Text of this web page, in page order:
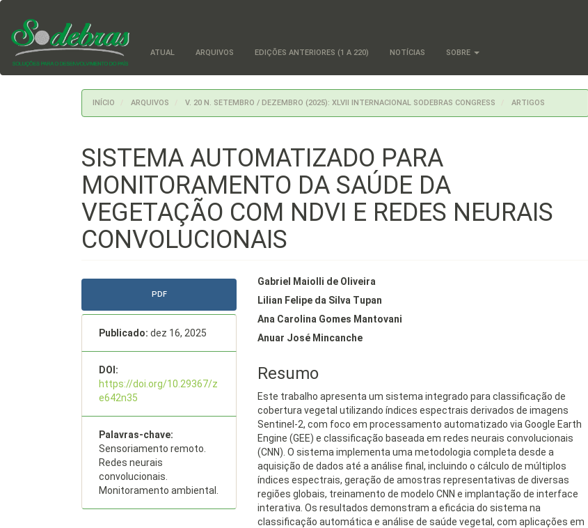
Principal
Conteúdo
principal
Barra
Lateral
ATUAL ARQUIVOS EDIÇÕES ANTERIORES (1 A 220) NOTÍCIAS SOBRE
INÍCIO ARQUIVOS V. 20 N. SETEMBRO / DEZEMBRO (2025): XLVII INTERNACIONAL SODEBRAS CONGRESS ARTIGOS
SISTEMA AUTOMATIZADO PARA
MONITORAMENTO DA SAÚDE DA
VEGETAÇÃO COM NDVI E REDES NEURAIS
CONVOLUCIONAIS
Barra
de
artigos
PDF
Publicado: dez 16, 2025
DOI:
https://doi.org/10.29367/z
e642n35
Palavras-chave:
Sensoriamento remoto.
Redes neurais
convolucionais.
Monitoramento ambiental.
Conteúdo
do
artigo
principal
Gabriel Maiolli de Oliveira
Lilian Felipe da Silva Tupan
Ana Carolina Gomes Mantovani
Anuar José Mincanche
Resumo
Este trabalho apresenta um sistema integrado para classificação de
cobertura vegetal utilizando índices espectrais derivados de imagens
Sentinel-2, com foco em processamento automatizado via Google Earth
Engine (GEE) e classificação baseada em redes neurais convolucionais
(CNN). O sistema implementa uma metodologia completa desde a
aquisição de dados até a análise final, incluindo o cálculo de múltiplos
índices espectrais, geração de amostras representativas de diversas
regiões globais, treinamento de modelo CNN e implantação de interface
interativa. Os resultados demonstram a eficácia do sistema na
classificação automática e análise de saúde vegetal, com aplicações em